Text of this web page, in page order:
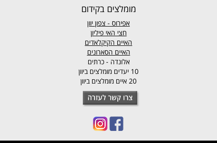
מומלצים בקידום
אפירוס - צפון יוון
חצי האי פיליון
האיים הקיקלאדים
האיים הסארונים
אלונדה - כרתים
10 יעדים מומלצים ביוון
20 איים מומלצים ביוון